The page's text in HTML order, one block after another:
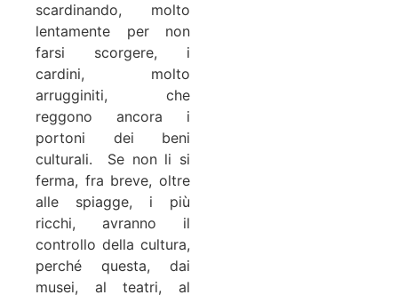
scardinando, molto
lentamente per non
farsi scorgere, i
cardini, molto
arrugginiti, che
reggono ancora i
portoni dei beni
culturali. Se non li si
ferma, fra breve, oltre
alle spiagge, i più
ricchi, avranno il
controllo della cultura,
perché questa, dai
musei, al teatri, al